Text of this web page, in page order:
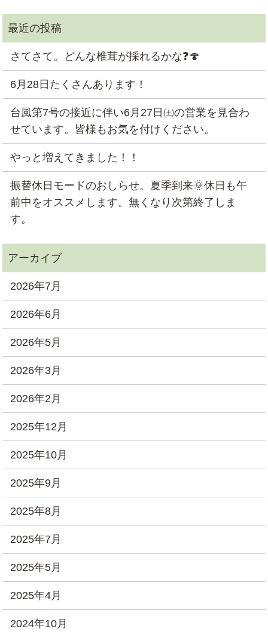
さてさて。どんな椎茸が採れるかな❓🍄
6月28日たくさんあります！
台風第7号の接近に伴い6月27日㈯の営業を見合わ
せています。皆様もお気を付けください。
やっと増えてきました！！
振替休日モードのおしらせ。夏季到来🌞休日も午
前中をオススメします。無くなり次第終了しま
す。
2026年7月
2026年6月
2026年5月
2026年3月
2026年2月
2025年12月
2025年10月
2025年9月
2025年8月
2025年7月
2025年5月
2025年4月
2024年10月